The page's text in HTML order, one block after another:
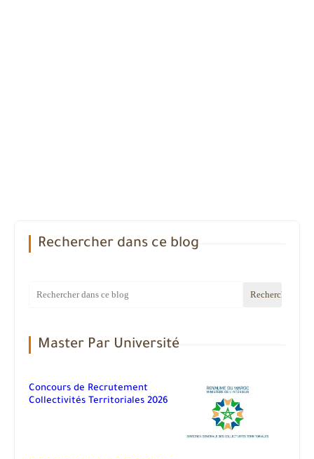
Rechercher dans ce blog
Master Par Université
Concours de Recrutement
Collectivités Territoriales 2026